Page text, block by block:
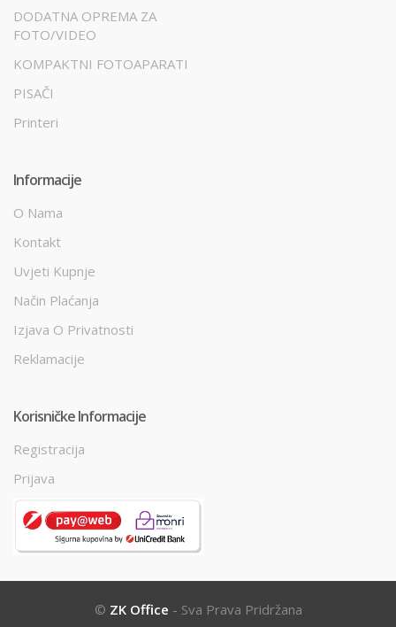
DODATNA OPREMA ZA
FOTO/VIDEO
KOMPAKTNI FOTOAPARATI
PISAČI
Printeri
Informacije
O Nama
Kontakt
Uvjeti Kupnje
Način Plaćanja
Izjava O Privatnosti
Reklamacije
Korisničke Informacije
Registracija
Prijava
© ZK Office - Sva Prava Pridržana